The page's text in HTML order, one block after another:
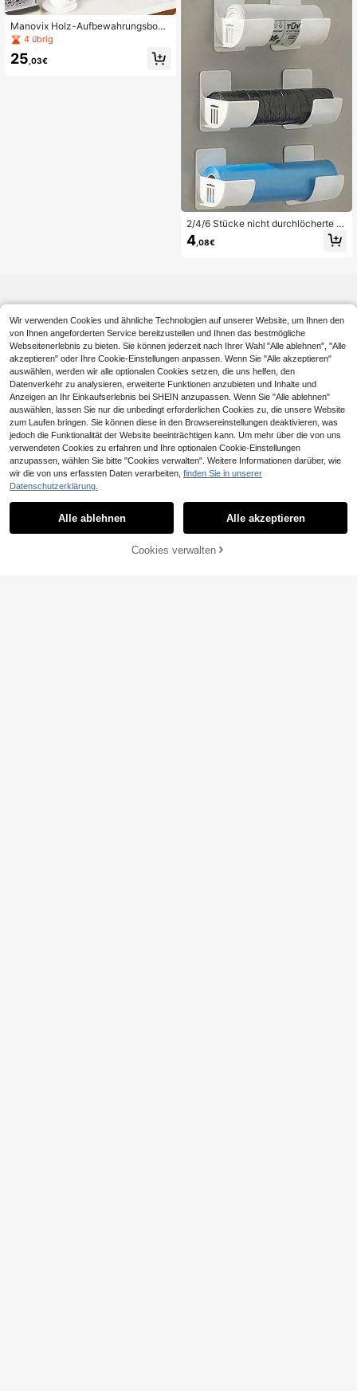
Manovix Holz-Aufbewahrungsbox i
m Landhausstil, Kaffeestation-Orga
nizer mit Schublade, mehrschichtig
er Kaffeekapsel-Aufbewahrungskor
4 übrig
25 ,03€
2/4/6 Stücke nicht durchlöcherte M
üllbeutel-Aufbewahrungshalterung,
einstellbarer Küchen-Aufbewahrun
ganizer, Küchenaufbewahrung und
Küchenaufbewahrungsbehälter
4 ,08€
Sorry, dieses Produkt ist ausverkauft.
Ähnliche vorrätige Artikel anzeigen Alle ansehen
AUSVERKAUFT
Wir verwenden Cookies und ähnliche Technologien auf unserer Website, um Ihnen den
von Ihnen angeforderten Service bereitzustellen und Ihnen das bestmögliche
Webseitenerlebnis zu bieten. Sie können jederzeit nach Ihrer Wahl "Alle ablehnen", "Alle
akzeptieren" oder Ihre Cookie-Einstellungen anpassen. Wenn Sie "Alle akzeptieren"
auswählen, werden wir alle optionalen Cookies setzen, die uns helfen, den
Datenverkehr zu analysieren, erweiterte Funktionen anzubieten und Inhalte und
Anzeigen an Ihr Einkaufserlebnis bei SHEIN anzupassen. Wenn Sie "Alle ablehnen"
auswählen, lassen Sie nur die unbedingt erforderlichen Cookies zu, die unsere Website
zum Laufen bringen. Sie können diese in den Browsereinstellungen deaktivieren, was
jedoch die Funktionalität der Website beeinträchtigen kann. Um mehr über die von uns
verwendeten Cookies zu erfahren und Ihre optionalen Cookie-Einstellungen
anzupassen, wählen Sie bitte "Cookies verwalten". Weitere Informationen darüber, wie
wir die von uns erfassten Daten verarbeiten, finden Sie in unserer
Datenschutzerklärung.
Alle ablehnen Alle akzeptieren
Cookies verwalten